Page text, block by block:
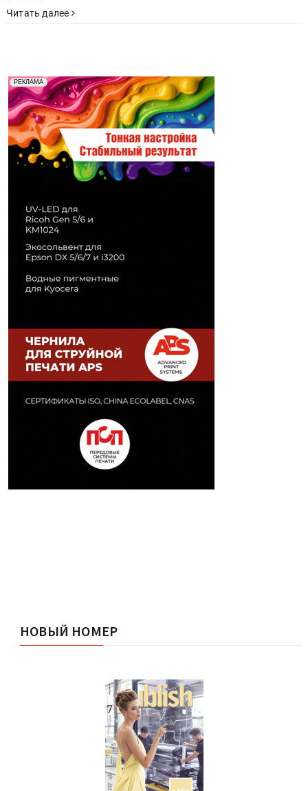
Читать далее
РЕКЛАМА
Реклама. Рекламодатель ООО "Передовые Системы
Печати" erid: 2SDnjd2d4Qz
НОВЫЙ НОМЕР